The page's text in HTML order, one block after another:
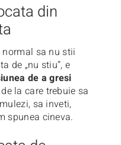
din
sa nu stii
de „nu stiu”, e
de a gresi
la care trebuie sa
sa inveti,
spunea cineva.